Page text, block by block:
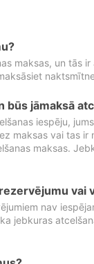
maksas, un tās
jāmaksā
iespēju,
maksas vai tas
maksas.
vai
nav
jebkuras